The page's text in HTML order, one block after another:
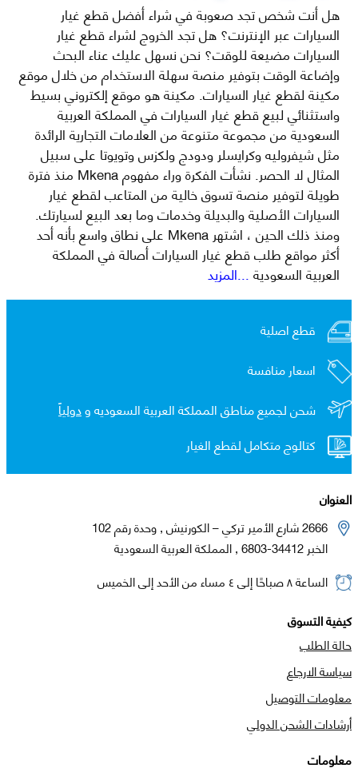
هل أنت شخص تجد صعوبة في شراء أفضل قطع غيار
السيارات عبر الإنترنت؟ هل تجد الخروج لشراء قطع غيار
السيارات مضيعة للوقت؟ نحن نسهل عليك عناء البحث
وإضاعة الوقت بتوفير منصة سهلة الاستخدام من خلال موقع
مكينة لقطع غيار السيارات. مكينة هو موقع إلكتروني بسيط
واستثنائي لبيع قطع غيار السيارات في المملكة العربية
السعودية من مجموعة متنوعة من العلامات التجارية الرائدة
مثل شيفروليه وكرايسلر ودودج ولكزس وتويوتا على سبيل
المثال لا الحصر. نشأت الفكرة وراء مفهوم Mkena منذ فترة
طويلة لتوفير منصة تسوق خالية من المتاعب لقطع غيار
السيارات الأصلية والبديلة وخدمات وما بعد البيع لسيارتك.
ومنذ ذلك الحين ، اشتهر Mkena على نطاق واسع بأنه أحد
أكثر مواقع طلب قطع غيار السيارات أصالة في المملكة
العربية السعودية...المزيد
قطع اصلية
اسعار منافسة
شحن لجميع مناطق المملكة العربية السعوديه ودولياً
كتالوج متكامل لقطع الغيار
العنوان
2666 شارع الأمير تركي – الكورنيش , وحدة رقم 102
الخبر 34412-6803 , المملكة العربية السعودية
الساعة ٨ صباحًا إلى ٤ مساء من الأحد إلى الخميس
كيفية التسوق
حالة الطلب
سياسة الارجاع
معلومات التوصيل
أرشادات الشحن الدولي
معلومات